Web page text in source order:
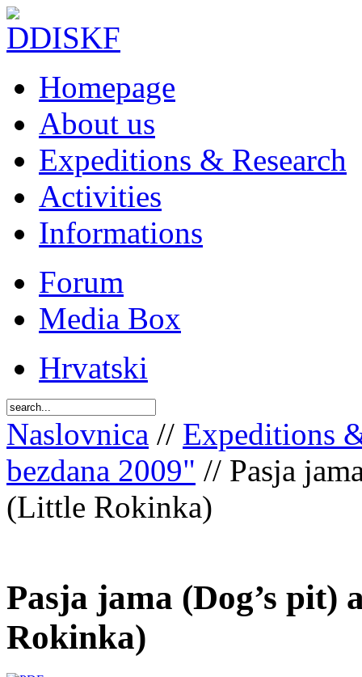
Homepage
About us
Expeditions & Research
Activities
Informations
Forum
Media Box
Hrvatski
Naslovnica // Expeditions
bezdana 2009" // Pasja
(Little Rokinka)
Pasja jama (Dog’s
Rokinka)